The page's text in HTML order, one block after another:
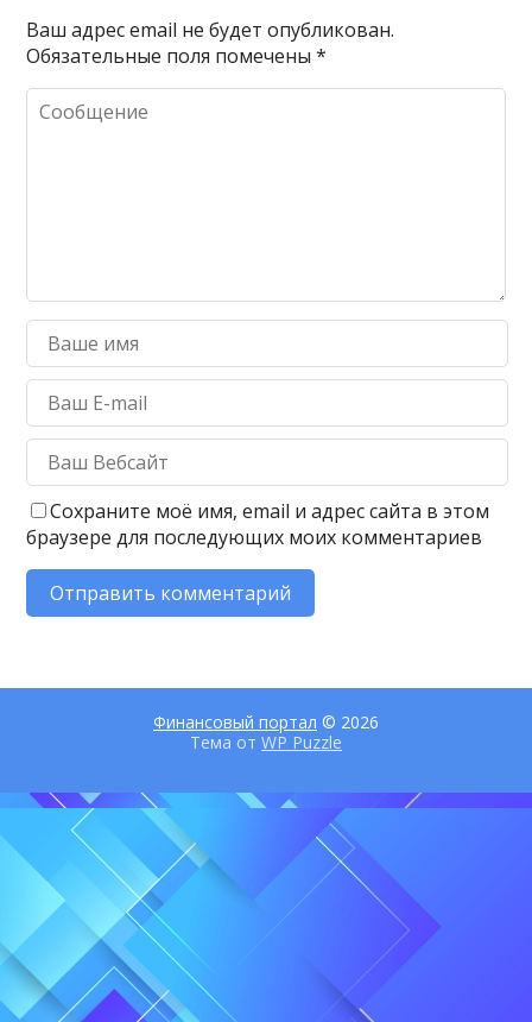
Ваш адрес email не будет опубликован.
Обязательные поля помечены*
Сохраните моё имя, email и адрес сайта в этом
браузере для последующих моих комментариев
Финансовый портал © 2026
Тема от WP Puzzle